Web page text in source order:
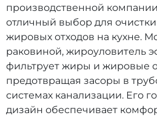
производственной компании
отличный выбор для
жировых отходов на кухне.
раковиной, жироуловитель
фильтрует жиры и жировые
предотвращая засоры в
системах канализации. Его
дизайн обеспечивает